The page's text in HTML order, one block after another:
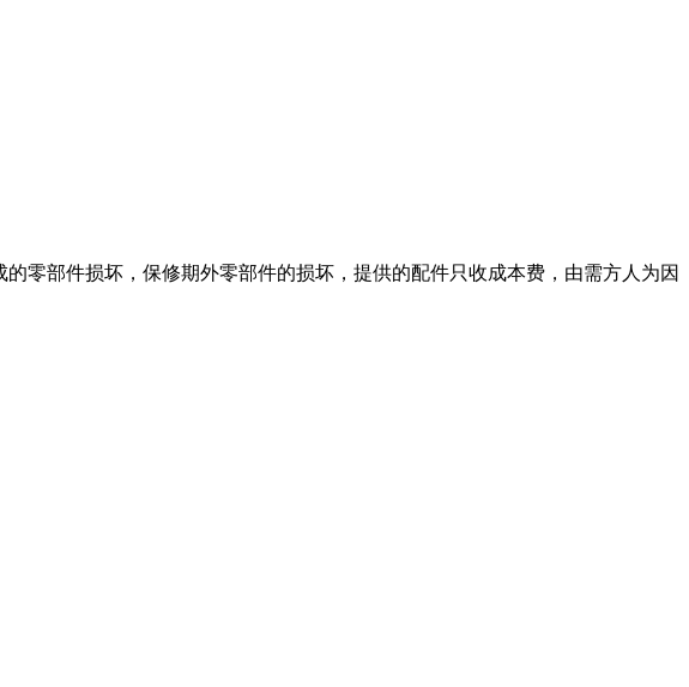
零部件损坏，保修期外零部件的损坏，提供的配件只收成本费，由需方人为因